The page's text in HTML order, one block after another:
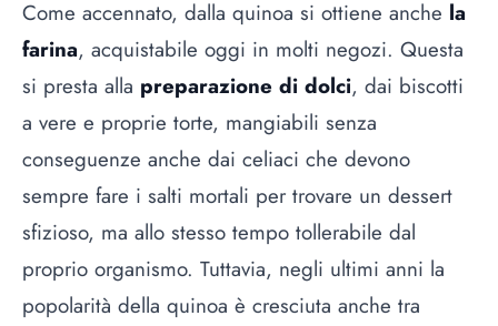
Come accennato, dalla quinoa si ottiene anche la
farina, acquistabile oggi in molti negozi. Questa
si presta alla preparazione di dolci, dai biscotti
a vere e proprie torte, mangiabili senza
conseguenze anche dai celiaci che devono
sempre fare i salti mortali per trovare un dessert
sfizioso, ma allo stesso tempo tollerabile dal
proprio organismo. Tuttavia, negli ultimi anni la
popolarità della quinoa è cresciuta anche tra